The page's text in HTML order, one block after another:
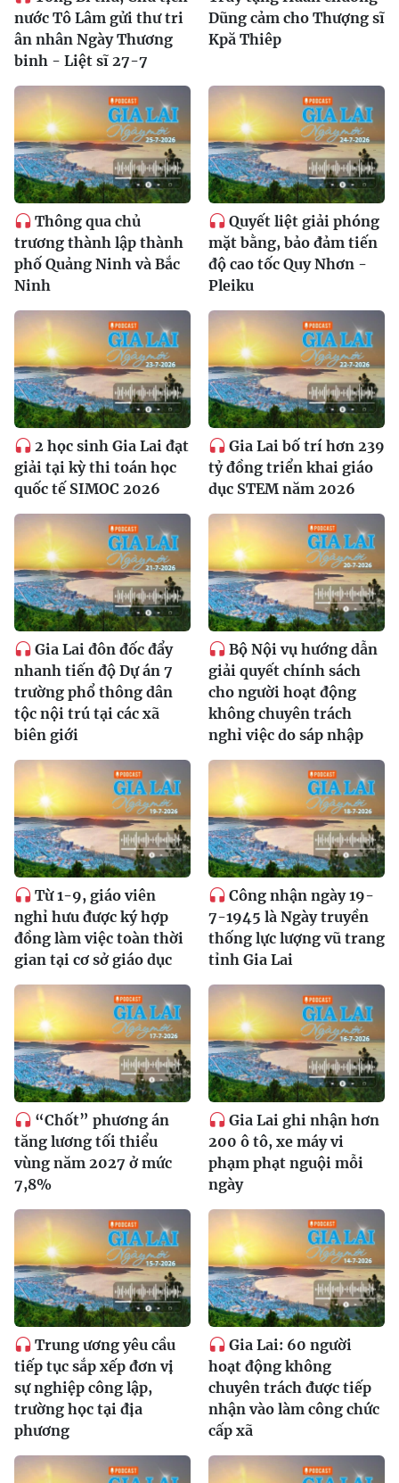
nước Tô Lâm gửi thư tri
ân nhân Ngày Thương
binh - Liệt sĩ 27-7
Dũng cảm cho Thượng sĩ
Kpă Thiêp
Thông qua chủ
trương thành lập thành
phố Quảng Ninh và Bắc
Ninh
Quyết liệt giải phóng
mặt bằng, bảo đảm tiến
độ cao tốc Quy Nhơn -
Pleiku
2 học sinh Gia Lai đạt
giải tại kỳ thi toán học
quốc tế SIMOC 2026
Gia Lai bố trí hơn 239
tỷ đồng triển khai giáo
dục STEM năm 2026
Gia Lai đôn đốc đẩy
nhanh tiến độ Dự án 7
trường phổ thông dân
tộc nội trú tại các xã
biên giới
Bộ Nội vụ hướng dẫn
giải quyết chính sách
cho người hoạt động
không chuyên trách
nghỉ việc do sáp nhập
Từ 1-9, giáo viên
nghỉ hưu được ký hợp
đồng làm việc toàn thời
gian tại cơ sở giáo dục
Công nhận ngày 19-
7-1945 là Ngày truyền
thống lực lượng vũ trang
tỉnh Gia Lai
“Chốt” phương án
tăng lương tối thiểu
vùng năm 2027 ở mức
7,8%
Gia Lai ghi nhận hơn
200 ô tô, xe máy vi
phạm phạt nguội mỗi
ngày
Trung ương yêu cầu
tiếp tục sắp xếp đơn vị
sự nghiệp công lập,
trường học tại địa
phương
Gia Lai: 60 người
hoạt động không
chuyên trách được tiếp
nhận vào làm công chức
cấp xã